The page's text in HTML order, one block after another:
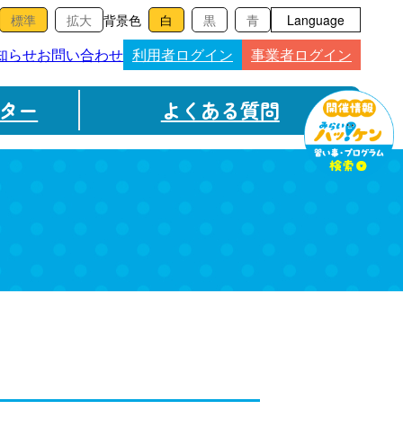
背景色 Language
らせお問い合わせ 利用者ログイン 事業者ログイン
ー よくある質問